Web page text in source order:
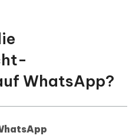
WhatsApp?